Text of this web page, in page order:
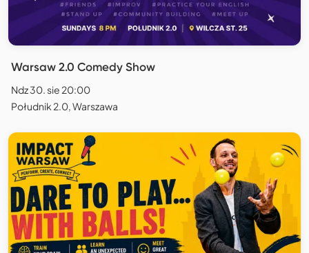
Warsaw 2.0 Comedy Show
Ndz 30. sie 20:00
Południk 2.0, Warszawa